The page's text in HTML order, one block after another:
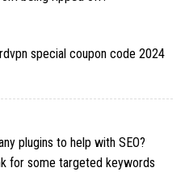
special coupon code 2024
plugins to help with SEO?
for some targeted keywords